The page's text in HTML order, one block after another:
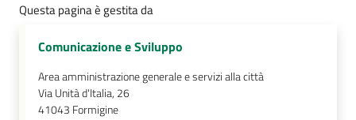
Questa pagina è gestita da
Comunicazione e Sviluppo
Area amministrazione generale e servizi alla città
Via Unità d'Italia, 26
41043 Formigine